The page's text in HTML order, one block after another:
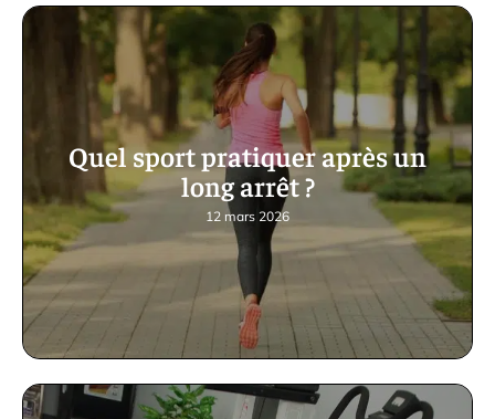
Quel sport pratiquer après un
long arrêt ?
12 mars 2026